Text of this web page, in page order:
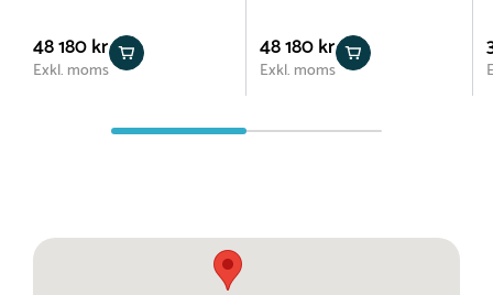
48 180 kr
Exkl. moms
48 180 kr
Exkl. moms